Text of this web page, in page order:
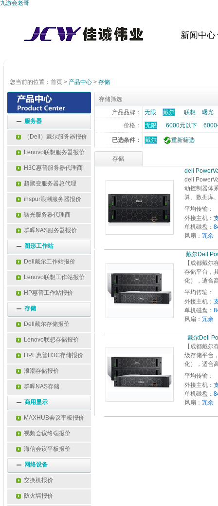
九游会老哥
新闻中心
您当前的位置： 首页 > 产品中心 > 存储
服务器
（Dell）戴尔服务器报价
Lenovo联想服务器报价
H3C惠普服务器代理商
超聚变服务器总代理
inspur浪潮服务器报价
曙光服务器代理商
群晖NAS服务器报价
图形工作站
Dell戴尔工作站报价
Lenovo联想工作站报价
HP惠普工作站报价
存储
Dell戴尔存储报价
Lenovo联想存储报价
HPE惠普H3C存储报价
浪潮存储报价
群晖NAS存储
商用显示
MAXHUB会议平板报价
视频会议终端报价
海信会议平板报价
网络设备
交换机报价
防火墙报价
存储筛选
产品品牌：
无限 戴尔 联想
曙光
价格：
无限 6000元以下
已选条件： 戴尔 重新筛选
存储
dell
dell
动控制器体
算、数据库
平均传输：
外接主机：
单机磁盘：
风扇： 冗余
 戴尔
【成都戴
存储平台，
化），适合
平均传输：
外接主机：
单机磁盘：
风扇： 冗余
 
【成都戴
级存储平台
化），适合
平均传输：
外接主机：
单机磁盘：
风扇： 冗余